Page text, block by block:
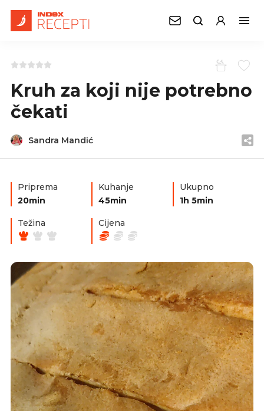
Kruh za koji nije potrebno
čekati
Sandra Mandić
Priprema
20min
Kuhanje
45min
Ukupno
1h 5min
Težina Cijena